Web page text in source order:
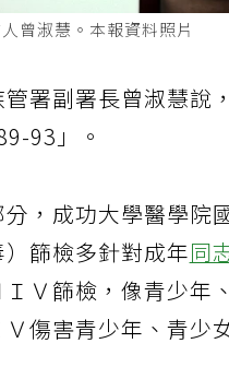
曾淑慧。本報資料照片
管署副署長曾淑慧說
93」。
，成功大學醫學院
）篩檢多針對成年同
Ｖ篩檢，像青少年
傷害青少年、青少